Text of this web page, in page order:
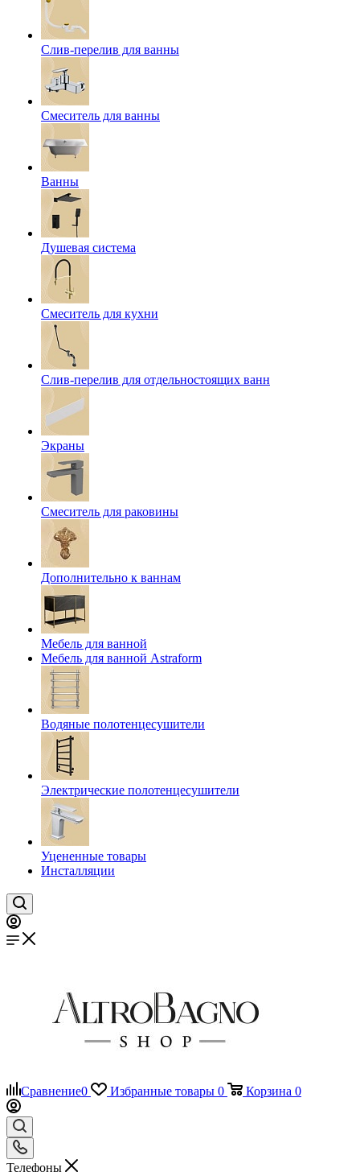
Слив-перелив для ванны
Смеситель для ванны
Ванны
Душевая система
Смеситель для кухни
Слив-перелив для отдельностоящих ванн
Экраны
Смеситель для раковины
Дополнительно к ваннам
Мебель для ванной
Мебель для ванной Astraform
Водяные полотенцесушители
Электрические полотенцесушители
Уцененные товары
Инсталляции
Сравнение0 Избранные товары 0 Корзина 0
Телефоны